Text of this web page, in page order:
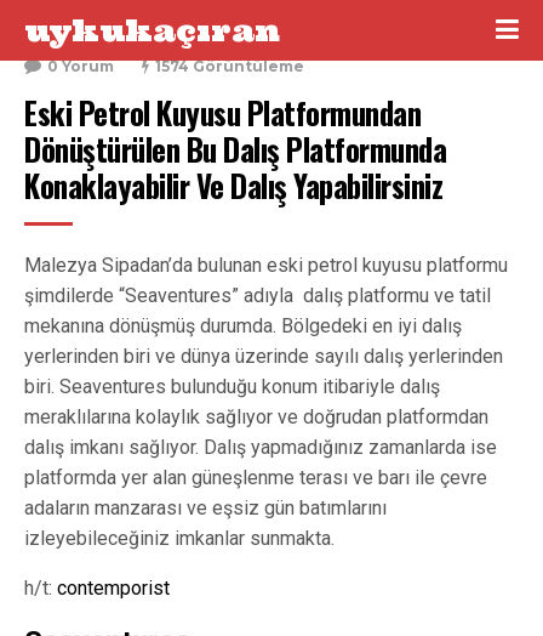
uykukaçıran
8 Şubat 2016
0 Yorum
1574 Görüntüleme
Eski Petrol Kuyusu Platformundan
Dönüştürülen Bu Dalış Platformunda
Konaklayabilir Ve Dalış Yapabilirsiniz
Malezya Sipadan’da bulunan eski petrol kuyusu platformu
şimdilerde “Seaventures” adıyla dalış platformu ve tatil
mekanına dönüşmüş durumda. Bölgedeki en iyi dalış
yerlerinden biri ve dünya üzerinde sayılı dalış yerlerinden
biri. Seaventures bulunduğu konum itibariyle dalış
meraklılarına kolaylık sağlıyor ve doğrudan platformdan
dalış imkanı sağlıyor. Dalış yapmadığınız zamanlarda ise
platformda yer alan güneşlenme terası ve barı ile çevre
adaların manzarası ve eşsiz gün batımlarını
izleyebileceğiniz imkanlar sunmakta.
h/t: contemporist